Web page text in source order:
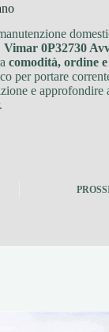
Vimar 0P32730
comodità, ordine
per portare
e approfondire